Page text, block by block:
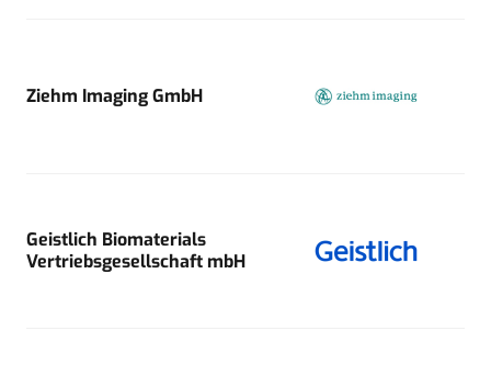
Ziehm Imaging GmbH
Geistlich Biomaterials
Vertriebsgesellschaft mbH